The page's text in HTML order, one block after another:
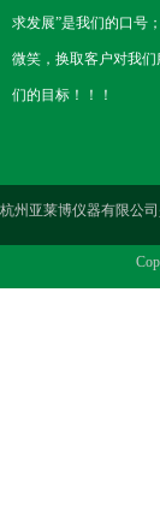
求发展”是我们的口号
微笑，换取客户对我
们的目标！！！
杭州亚莱博仪器有限公